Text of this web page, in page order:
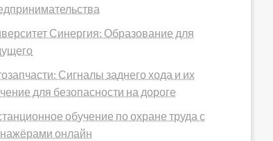
Синергия: Образование для
Сигналы заднего хода и их
для безопасности на дороге
обучение по охране труда с
онлайн